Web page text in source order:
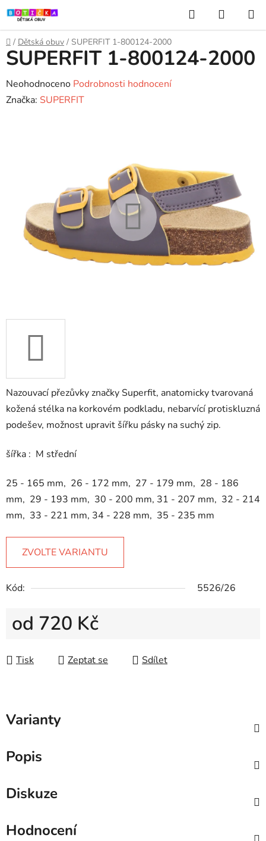
Přejít
na
obsah
Hledat
KOŠÍK
Domů
/ Dětská obuv / SUPERFIT 1-800124-2000
Nazouvací přezůvky značky Superfit, anatomicky tvarovaná
kožená stélka na korkovém podkladu, nebarvící protiskluzná
podešev, možnost upravit šířku pásky na suchý zip.
šířka : M střední
25 - 165 mm, 26 - 172 mm, 27 - 179 mm, 28 - 186
mm, 29 - 193 mm, 30 - 200 mm, 31 - 207 mm, 32 - 214
mm, 33 - 221 mm, 34 - 228 mm, 35 - 235 mm
ZVOLTE VARIANTU
Kód: 5526/26
od 720 Kč
Tisk
Zeptat se Sdílet
SUPERFIT 1-800124-2000
Průměrné
hodnocení
Neohodnoceno Podrobnosti hodnocení
Značka: SUPERFIT
Varianty
Popis
Diskuze
Hodnocení